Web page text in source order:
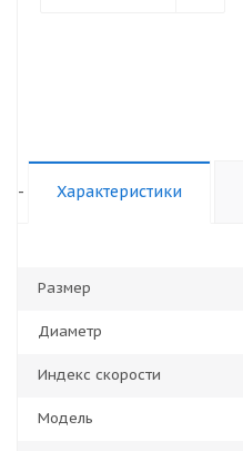
- Характеристики
Размер
Диаметр
Индекс скорости
Модель